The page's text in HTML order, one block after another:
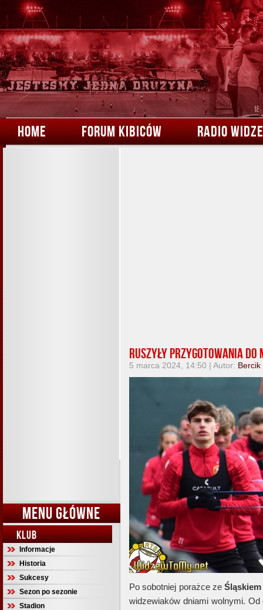
HOME FORUM KIBICÓW RADIO
MENU GŁÓWNE
KLUB
Informacje
Historia
Sukcesy
Sezon po sezonie
Stadion
Ruszyły przygotowania do
5 marca 2024, 14:50 | Autor: Bercik
Po sobotniej porażce zeŚląskiem
widzewiaków dniami wolnymi. Od